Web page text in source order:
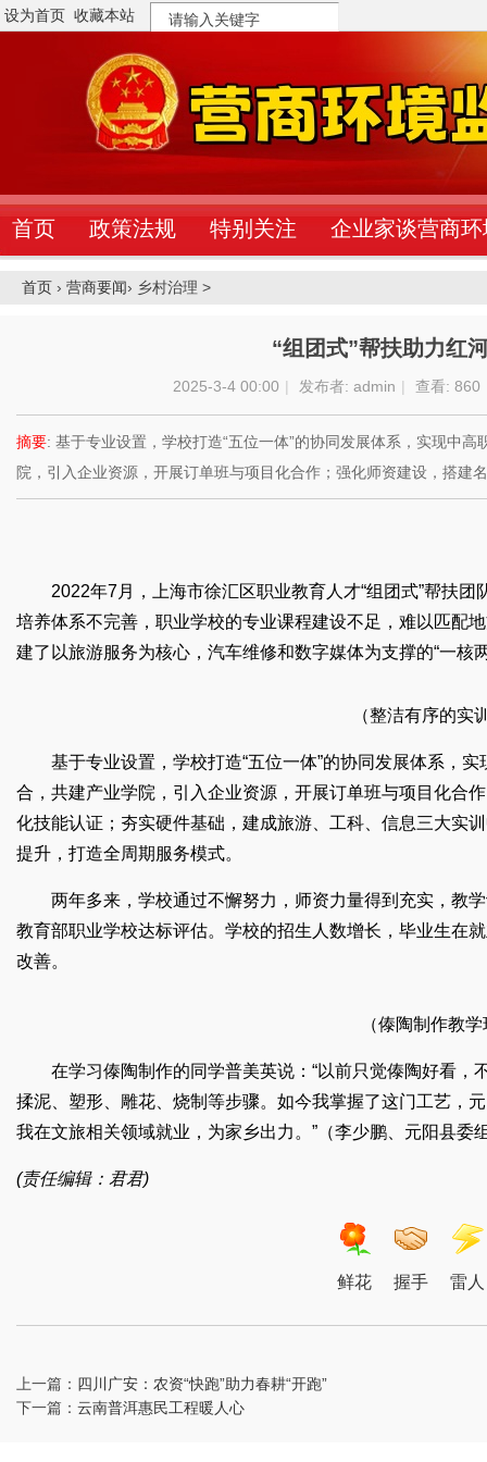
设为首页 收藏本站
搜
索
首页 政策法规 特别关注 企业家谈营商环
首页 › 营商要闻› 乡村治理 >
“组团式”帮扶助力红
2025-3-4 00:00 | 发布者: admin | 查看: 860
摘要: 基于专业设置，学校打造“五位一体”的协同发展体系，实现中
院，引入企业资源，开展订单班与项目化合作；强化师资建设，搭建
2022年7月，上海市徐汇区职业教育人才“组团式”帮扶
培养体系不完善，职业学校的专业课程建设不足，难以匹配
建了以旅游服务为核心，汽车维修和数字媒体为支撑的“一核
（整洁有序的实
基于专业设置，学校打造“五位一体”的协同发展体系，
合，共建产业学院，引入企业资源，开展订单班与项目化合
化技能认证；夯实硬件基础，建成旅游、工科、信息三大实
提升，打造全周期服务模式。
两年多来，学校通过不懈努力，师资力量得到充实，教
教育部职业学校达标评估。学校的招生人数增长，毕业生在
改善。
（傣陶制作教
在学习傣陶制作的同学普美英说：“以前只觉傣陶好看
揉泥、塑形、雕花、烧制等步骤。如今我掌握了这门工艺，
我在文旅相关领域就业，为家乡出力。”（李少鹏、元阳县委
(责任编辑：君君)
鲜花 握手 雷人
上一篇： 四川广安：农资“快跑”助力春耕“开跑”
下一篇： 云南普洱惠民工程暖人心